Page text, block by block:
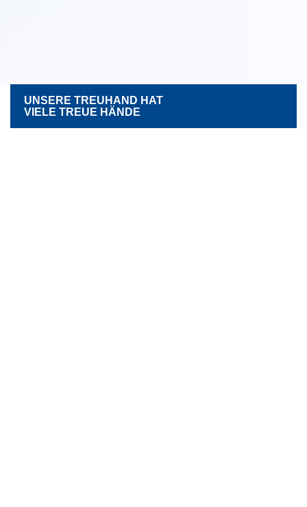
UNSERE TREUHAND HAT
VIELE TREUE HÄNDE